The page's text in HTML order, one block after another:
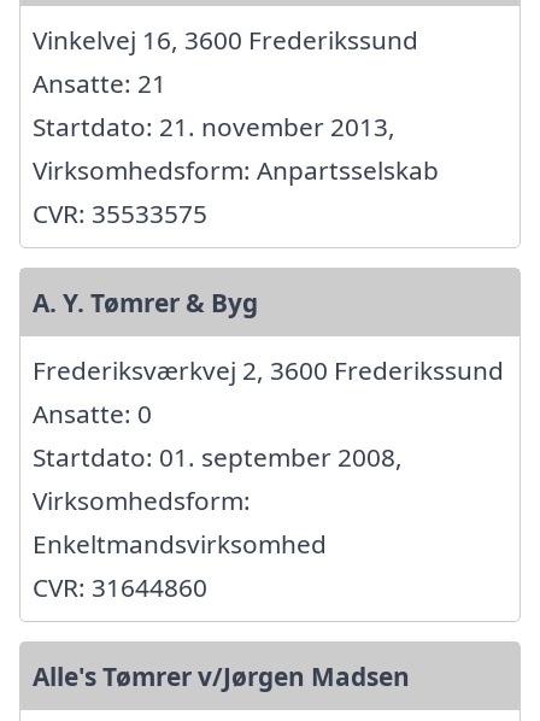
Vinkelvej 16, 3600 Frederikssund
Ansatte: 21
Startdato: 21. november 2013,
Virksomhedsform: Anpartsselskab
CVR: 35533575
A. Y. Tømrer & Byg
Frederiksværkvej 2, 3600 Frederikssund
Ansatte: 0
Startdato: 01. september 2008,
Virksomhedsform:
Enkeltmandsvirksomhed
CVR: 31644860
Alle's Tømrer v/Jørgen Madsen